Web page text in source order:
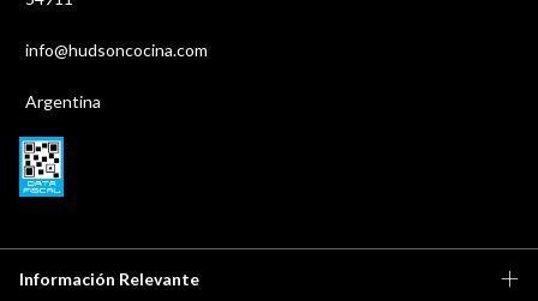
info@hudsoncocina.com
Argentina
Información Relevante